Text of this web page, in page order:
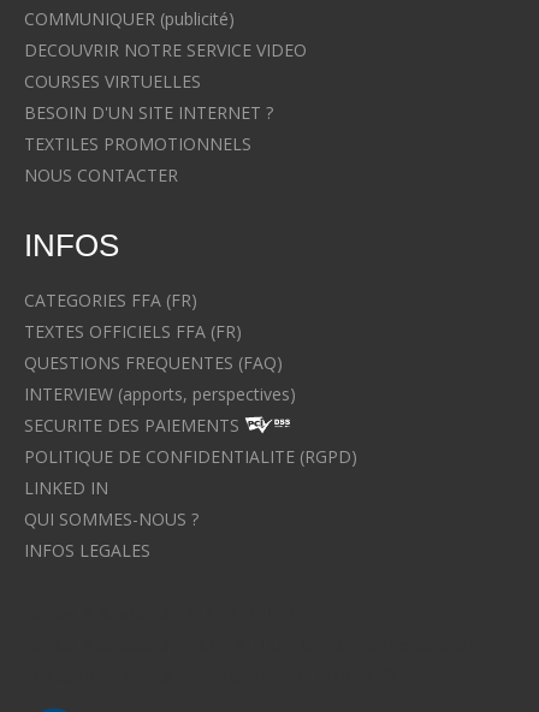
COMMUNIQUER (publicité)
DECOUVRIR NOTRE SERVICE VIDEO
COURSES VIRTUELLES
BESOIN D'UN SITE INTERNET ?
TEXTILES PROMOTIONNELS
NOUS CONTACTER
INFOS
CATEGORIES FFA (FR)
TEXTES OFFICIELS FFA (FR)
QUESTIONS FREQUENTES (FAQ)
INTERVIEW (apports, perspectives)
SECURITE DES PAIEMENTS
POLITIQUE DE CONFIDENTIALITE (RGPD)
LINKED IN
QUI SOMMES-NOUS ?
INFOS LEGALES